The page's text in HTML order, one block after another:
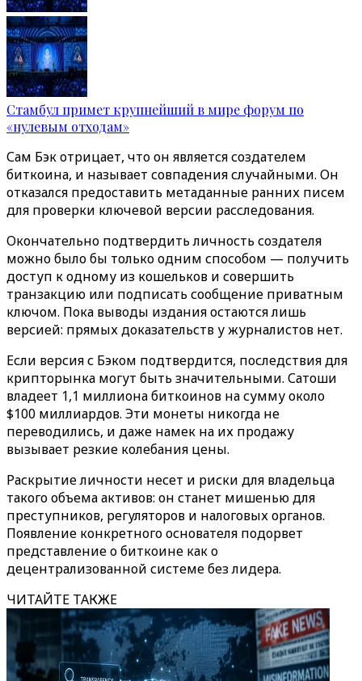
Стамбул примет крупнейший в мире форум по
«нулевым отходам»
Сам Бэк отрицает, что он является создателем
биткоина, и называет совпадения случайными. Он
отказался предоставить метаданные ранних писем
для проверки ключевой версии расследования.
Окончательно подтвердить личность создателя
можно было бы только одним способом — получить
доступ к одному из кошельков и совершить
транзакцию или подписать сообщение приватным
ключом. Пока выводы издания остаются лишь
версией: прямых доказательств у журналистов нет.
Если версия с Бэком подтвердится, последствия для
крипторынка могут быть значительными. Сатоши
владеет 1,1 миллиона биткоинов на сумму около
$100 миллиардов. Эти монеты никогда не
переводились, и даже намек на их продажу
вызывает резкие колебания цены.
Раскрытие личности несет и риски для владельца
такого объема активов: он станет мишенью для
преступников, регуляторов и налоговых органов.
Появление конкретного основателя подорвет
представление о биткоине как о
децентрализованной системе без лидера.
ЧИТАЙТЕ ТАКЖЕ